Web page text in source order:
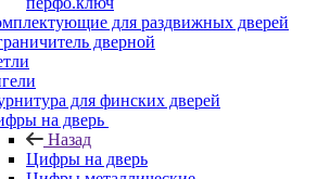
для раздвижных дверей
дверной
для финских дверей
на дверь
Назад
Цифры на дверь